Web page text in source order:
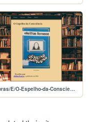
obras/E/O-Espelho-da-Consciencia